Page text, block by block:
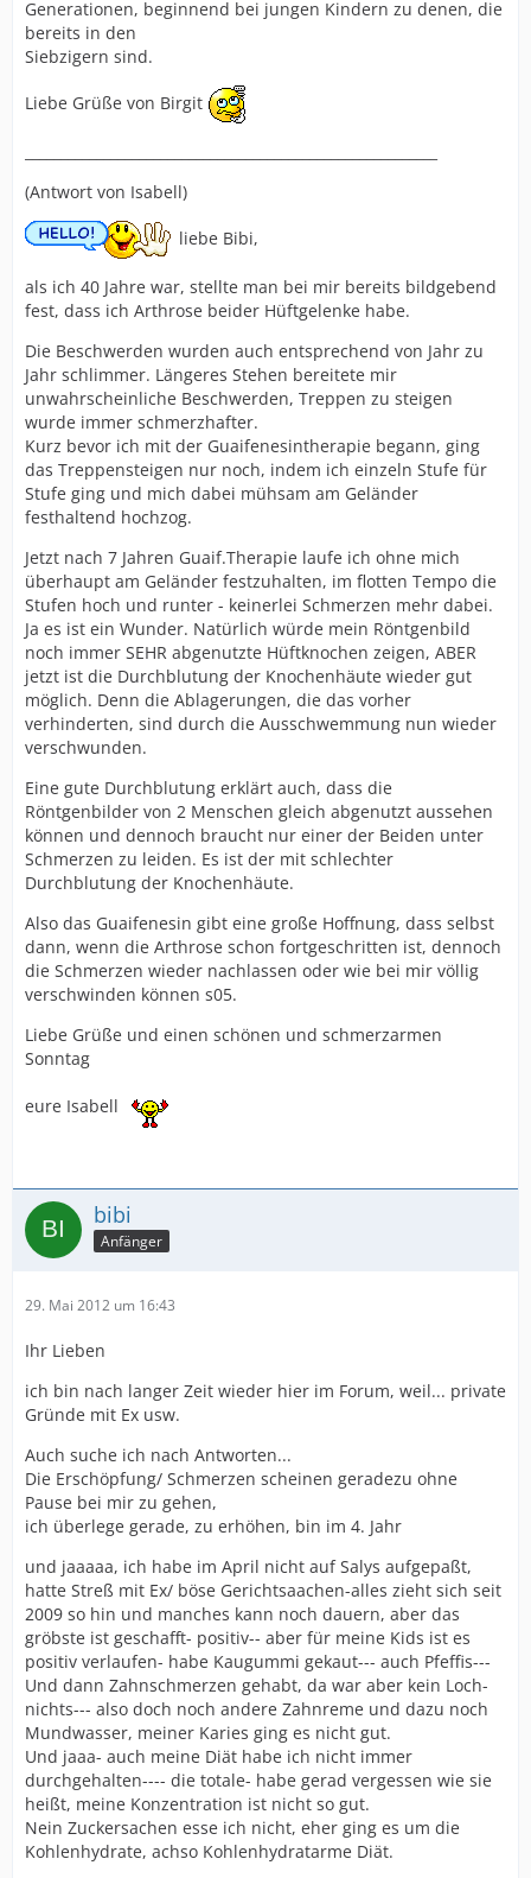
Generationen, beginnend bei jungen Kindern zu denen, die
bereits in den
Siebzigern sind.
Liebe Grüße von Birgit
(Antwort von Isabell)
liebe Bibi,
als ich 40 Jahre war, stellte man bei mir bereits bildgebend
fest, dass ich Arthrose beider Hüftgelenke habe.
Die Beschwerden wurden auch entsprechend von Jahr zu
Jahr schlimmer. Längeres Stehen bereitete mir
unwahrscheinliche Beschwerden, Treppen zu steigen
wurde immer schmerzhafter.
Kurz bevor ich mit der Guaifenesintherapie begann, ging
das Treppensteigen nur noch, indem ich einzeln Stufe für
Stufe ging und mich dabei mühsam am Geländer
festhaltend hochzog.
Jetzt nach 7 Jahren Guaif.Therapie laufe ich ohne mich
überhaupt am Geländer festzuhalten, im flotten Tempo die
Stufen hoch und runter - keinerlei Schmerzen mehr dabei.
Ja es ist ein Wunder. Natürlich würde mein Röntgenbild
noch immer SEHR abgenutzte Hüftknochen zeigen, ABER
jetzt ist die Durchblutung der Knochenhäute wieder gut
möglich. Denn die Ablagerungen, die das vorher
verhinderten, sind durch die Ausschwemmung nun wieder
verschwunden.
Eine gute Durchblutung erklärt auch, dass die
Röntgenbilder von 2 Menschen gleich abgenutzt aussehen
können und dennoch braucht nur einer der Beiden unter
Schmerzen zu leiden. Es ist der mit schlechter
Durchblutung der Knochenhäute.
Also das Guaifenesin gibt eine große Hoffnung, dass selbst
dann, wenn die Arthrose schon fortgeschritten ist, dennoch
die Schmerzen wieder nachlassen oder wie bei mir völlig
verschwinden können s05.
Liebe Grüße und einen schönen und schmerzarmen
Sonntag
eure Isabell
bibi
Anfänger
29. Mai 2012 um 16:43
Ihr Lieben
ich bin nach langer Zeit wieder hier im Forum, weil... private
Gründe mit Ex usw.
Auch suche ich nach Antworten...
Die Erschöpfung/ Schmerzen scheinen geradezu ohne
Pause bei mir zu gehen,
ich überlege gerade, zu erhöhen, bin im 4. Jahr
und jaaaaa, ich habe im April nicht auf Salys aufgepaßt,
hatte Streß mit Ex/ böse Gerichtsaachen-alles zieht sich seit
2009 so hin und manches kann noch dauern, aber das
gröbste ist geschafft- positiv-- aber für meine Kids ist es
positiv verlaufen- habe Kaugummi gekaut--- auch Pfeffis---
Und dann Zahnschmerzen gehabt, da war aber kein Loch-
nichts--- also doch noch andere Zahnreme und dazu noch
Mundwasser, meiner Karies ging es nicht gut.
Und jaaa- auch meine Diät habe ich nicht immer
durchgehalten---- die totale- habe gerad vergessen wie sie
heißt, meine Konzentration ist nicht so gut.
Nein Zuckersachen esse ich nicht, eher ging es um die
Kohlenhydrate, achso Kohlenhydratarme Diät.